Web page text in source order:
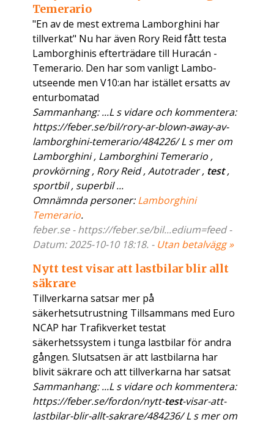
Temerario
"En av de mest extrema Lamborghini har
tillverkat" Nu har även Rory Reid fått testa
Lamborghinis efterträdare till Huracán -
Temerario. Den har som vanligt Lambo-
utseende men V10:an har istället ersatts av
enturbomatad
Sammanhang: ...L s vidare och kommentera:
https://feber.se/bil/rory-ar-blown-away-av-
lamborghini-temerario/484226/ L s mer om
Lamborghini , Lamborghini Temerario ,
provkörning , Rory Reid , Autotrader , test,
sportbil , superbil ...
Omnämnda personer:Lamborghini
Temerario.
feber.se - https://feber.se/bil...edium=feed -
Datum: 2025-10-10 18:18. - Utan betalvägg »
Nytt test visar att lastbilar blir allt
säkrare
Tillverkarna satsar mer på
säkerhetsutrustning Tillsammans med Euro
NCAP har Trafikverket testat
säkerhetssystem i tunga lastbilar för andra
gången. Slutsatsen är att lastbilarna har
blivit säkrare och att tillverkarna har satsat
Sammanhang: ...L s vidare och kommentera:
https://feber.se/fordon/nytt-test-visar-att-
lastbilar-blir-allt-sakrare/484236/ L s mer om